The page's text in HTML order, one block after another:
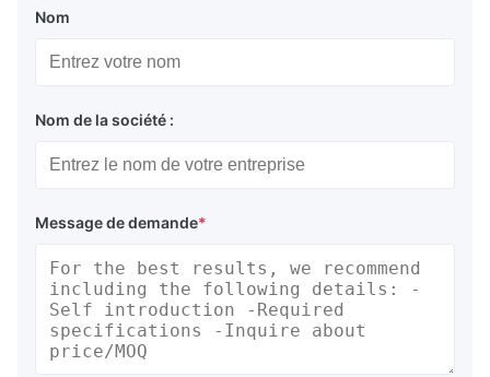
Nom
Nom de la société :
Message de demande*